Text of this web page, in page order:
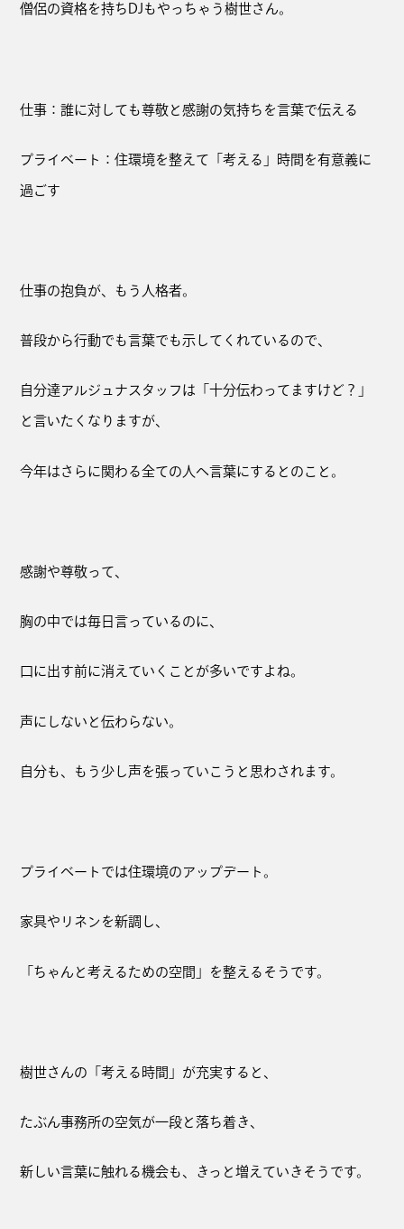
僧侶の資格を持ちDJもやっちゃう樹世さん。
仕事：誰に対しても尊敬と感謝の気持ちを言葉で伝える
プライベート：住環境を整えて「考える」時間を有意義に
過ごす
仕事の抱負が、もう人格者。
普段から行動でも言葉でも示してくれているので、
自分達アルジュナスタッフは「十分伝わってますけど？」
と言いたくなりますが、
今年はさらに関わる全ての人へ言葉にするとのこと。
感謝や尊敬って、
胸の中では毎日言っているのに、
口に出す前に消えていくことが多いですよね。
声にしないと伝わらない。
自分も、もう少し声を張っていこうと思わされます。
プライベートでは住環境のアップデート。
家具やリネンを新調し、
「ちゃんと考えるための空間」を整えるそうです。
樹世さんの「考える時間」が充実すると、
たぶん事務所の空気が一段と落ち着き、
新しい言葉に触れる機会も、きっと増えていきそうです。